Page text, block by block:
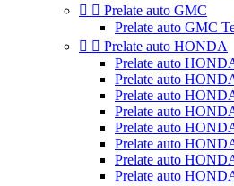
  Prelate auto GMC
Prelate auto GMC
  Prelate auto HONDA
Prelate auto
Prelate auto
Prelate auto
Prelate auto
Prelate auto
Prelate auto
Prelate auto
Prelate auto